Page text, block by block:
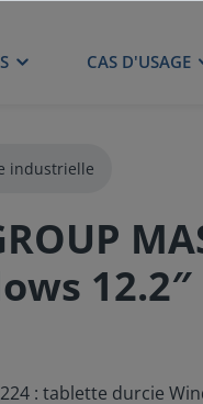
CAS D'USAGE
industrielle
12.2″
: tablette durcie